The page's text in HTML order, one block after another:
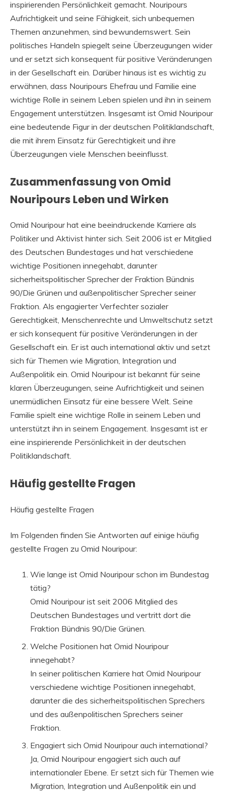
inspirierenden Persönlichkeit gemacht. Nouripours
Aufrichtigkeit und seine Fähigkeit, sich unbequemen
Themen anzunehmen, sind bewundernswert. Sein
politisches Handeln spiegelt seine Überzeugungen wider
und er setzt sich konsequent für positive Veränderungen
in der Gesellschaft ein. Darüber hinaus ist es wichtig zu
erwähnen, dass Nouripours Ehefrau und Familie eine
wichtige Rolle in seinem Leben spielen und ihn in seinem
Engagement unterstützen. Insgesamt ist Omid Nouripour
eine bedeutende Figur in der deutschen Politiklandschaft,
die mit ihrem Einsatz für Gerechtigkeit und ihre
Überzeugungen viele Menschen beeinflusst.
Zusammenfassung von Omid
Nouripours Leben und Wirken
Omid Nouripour hat eine beeindruckende Karriere als
Politiker und Aktivist hinter sich. Seit 2006 ist er Mitglied
des Deutschen Bundestages und hat verschiedene
wichtige Positionen innegehabt, darunter
sicherheitspolitischer Sprecher der Fraktion Bündnis
90/Die Grünen und außenpolitischer Sprecher seiner
Fraktion. Als engagierter Verfechter sozialer
Gerechtigkeit, Menschenrechte und Umweltschutz setzt
er sich konsequent für positive Veränderungen in der
Gesellschaft ein. Er ist auch international aktiv und setzt
sich für Themen wie Migration, Integration und
Außenpolitik ein. Omid Nouripour ist bekannt für seine
klaren Überzeugungen, seine Aufrichtigkeit und seinen
unermüdlichen Einsatz für eine bessere Welt. Seine
Familie spielt eine wichtige Rolle in seinem Leben und
unterstützt ihn in seinem Engagement. Insgesamt ist er
eine inspirierende Persönlichkeit in der deutschen
Politiklandschaft.
Häufig gestellte Fragen
Häufig gestellte Fragen
Im Folgenden finden Sie Antworten auf einige häufig
gestellte Fragen zu Omid Nouripour:
Wie lange ist Omid Nouripour schon im Bundestag
tätig?
Omid Nouripour ist seit 2006 Mitglied des
Deutschen Bundestages und vertritt dort die
Fraktion Bündnis 90/Die Grünen.
Welche Positionen hat Omid Nouripour
innegehabt?
In seiner politischen Karriere hat Omid Nouripour
verschiedene wichtige Positionen innegehabt,
darunter die des sicherheitspolitischen Sprechers
und des außenpolitischen Sprechers seiner
Fraktion.
Engagiert sich Omid Nouripour auch international?
Ja, Omid Nouripour engagiert sich auch auf
internationaler Ebene. Er setzt sich für Themen wie
Migration, Integration und Außenpolitik ein und